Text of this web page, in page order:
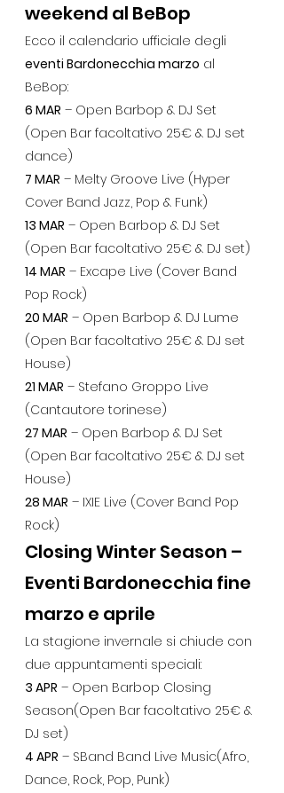
weekend al BeBop
Ecco il calendario ufficiale degli
eventi Bardonecchia marzo al
BeBop:
6 MAR – Open Barbop & DJ Set
(Open Bar facoltativo 25€ & DJ set
dance)
7 MAR – Melty Groove Live (Hyper
Cover Band Jazz, Pop & Funk)
13 MAR – Open Barbop & DJ Set
(Open Bar facoltativo 25€ & DJ set)
14 MAR – Excape Live (Cover Band
Pop Rock)
20 MAR – Open Barbop & DJ Lume
(Open Bar facoltativo 25€ & DJ set
House)
21 MAR – Stefano Groppo Live
(Cantautore torinese)
27 MAR – Open Barbop & DJ Set
(Open Bar facoltativo 25€ & DJ set
House)
28 MAR – IXIE Live (Cover Band Pop
Rock)
Closing Winter Season –
Eventi Bardonecchia fine
marzo e aprile
La stagione invernale si chiude con
due appuntamenti speciali:
3 APR – Open Barbop Closing
Season(Open Bar facoltativo 25€ &
DJ set)
4 APR – SBand Band Live Music(Afro,
Dance, Rock, Pop, Punk)